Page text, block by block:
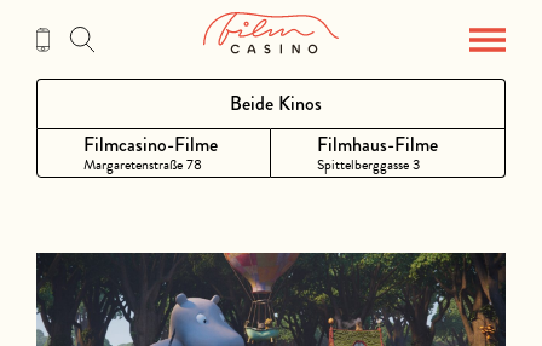
Inhalt
Filmcasino-Filme
Margaretenstraße 78
Beide Kinos
Filmhaus-Filme
Spittelberggasse 3